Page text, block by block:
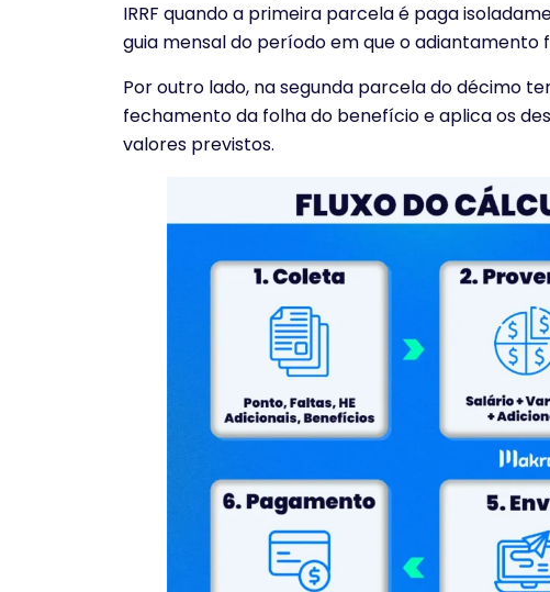
IRRF quando a primeira parcela é paga
guia mensal do período em que o adiantamento
Por outro lado, na segunda parcela do décimo
fechamento da folha do benefício e aplica os
valores previstos.